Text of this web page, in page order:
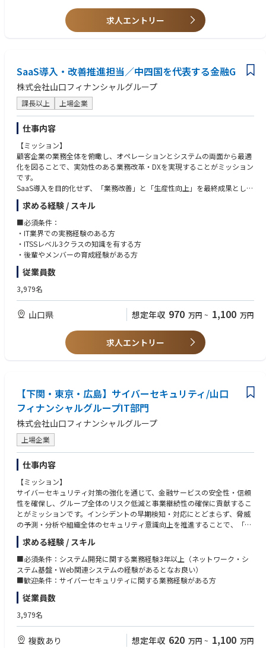
・建替えから維持管理まで一貫して関与
建築・設備・施工管理などの知見を活かしながら、施設管理の専門職とし
て安定したキャリアを築くことができます。
求人エントリー
SaaS導入・改善推進担当／中四国を代表する金融G
株式会社山口フィナンシャルグループ
課長以上 上場企業
仕事内容
【ミッション】
顧客企業の業務全体を俯瞰し、オペレーションとシステムの両面から最適
化を図ることで、実効性のある業務改革・DXを実現することがミッション
です。
SaaS導入を目的化せず、「業務改善」と「生産性向上」を最終成果とし
て、要件定義・設計・導入・定着まで一貫して推進し、持続的に機能する
業務モデルの構築に貢献していただきます。
【業務内容】
・顧客の業務フロー・既存システム構成の整理および課題抽出
・業務効率化・高度化に向けたオペレーション／システム改善提案
・SaaS導入に向けた要件整理・導入方針の設計
・顧客・社内・ベンダーとの調整および意思決定支援
・プロジェクト進捗・品質管理
・メンバーへのレビュー・指導
・ツール導入ではなく業務変革に関われる
本質的なDX推進に携われます。
・現場と経営をつなぐ役割
要件定義・設計・導入・定着の全工程に関与することで、DX推進における
実践知を体系的に身につけることができます。
求める経験 / スキル
■必須条件：
・IT業界での実務経験のある方
・ITSSレベル3クラスの知識を有する方
・後輩やメンバーの育成経験がある方
従業員数
3,979名
山口県 想定年収 970 万円 ~ 1,100 万円
求人エントリー
【下関・東京・広島】サイバーセキュリティ/山口
フィナンシャルグループIT部門
株式会社山口フィナンシャルグループ
上場企業
仕事内容
【ミッション】
サイバーセキュリティ対策の強化を通じて、金融サービスの安全性・信頼
性を確保し、グループ全体のリスク低減と事業継続性の確保に貢献するこ
とがミッションです。インシデントの早期検知・対応にとどまらず、脅威
の予測・分析や組織全体のセキュリティ意識向上を推進することで、「未
然防止型」のセキュリティ体制を構築していただきます。
【業務内容】
サイバーセキュリティ推進室の一員として、下記業務を担っていただきま
す。
・サイバーセキュリティに関するインシデントの監視、検知、対応
・最新のサイバーセキュリティトレンドや技術の調査・分析
・サイバーセキュリティ対策の企画
・サイバーセキュリティに関する社員教育
・金融機関の信頼を守る最前線
求める経験 / スキル
■必須条件：システム開発に関する業務経験3年以上（ネットワーク・シ
ステム基盤・Web関連システムの経験があるとなお良い）
■歓迎条件：サイバーセキュリティに関する業務経験がある方
従業員数
3,979名
複数あり 想定年収 620 万円 ~ 1,100 万円